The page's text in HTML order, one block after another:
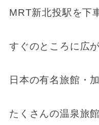
MRT新北投駅を下
すぐのところに広
日本の有名旅館・
たくさんの温泉旅